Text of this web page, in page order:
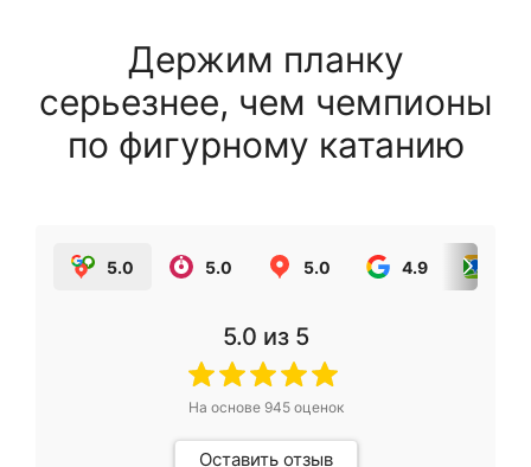
Держим планку
серьезнее, чем чемпионы
по фигурному катанию
5.0 5.0 5.0 4.9
5.0 из 5
На основе 945оценок
Оставить отзыв